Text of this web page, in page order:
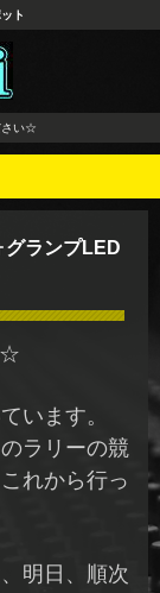
ホ
オ
ト
さい☆
ランプLED
☆
います。
ラリーの競
れから行っ
明日、順次